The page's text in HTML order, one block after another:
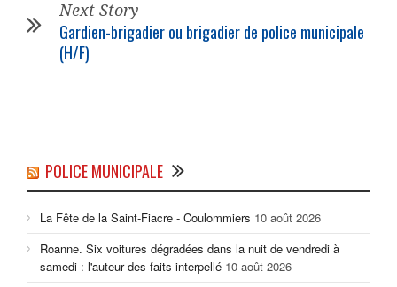
Next Story
Gardien-brigadier ou brigadier de police municipale
(H/F)
POLICE MUNICIPALE
La Fête de la Saint-Fiacre - Coulommiers 10 août 2026
Roanne. Six voitures dégradées dans la nuit de vendredi à
samedi : l'auteur des faits interpellé 10 août 2026